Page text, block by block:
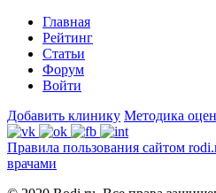
Главная
Рейтинг
Статьи
Форум
Войти
Добавить клинику Методика
Правила пользования сайтом
врачами